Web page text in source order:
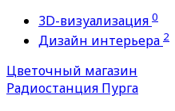
3D-визуализация 0
Дизайн интерьера 2
Цветочный магазин
Радиостанция Пурга